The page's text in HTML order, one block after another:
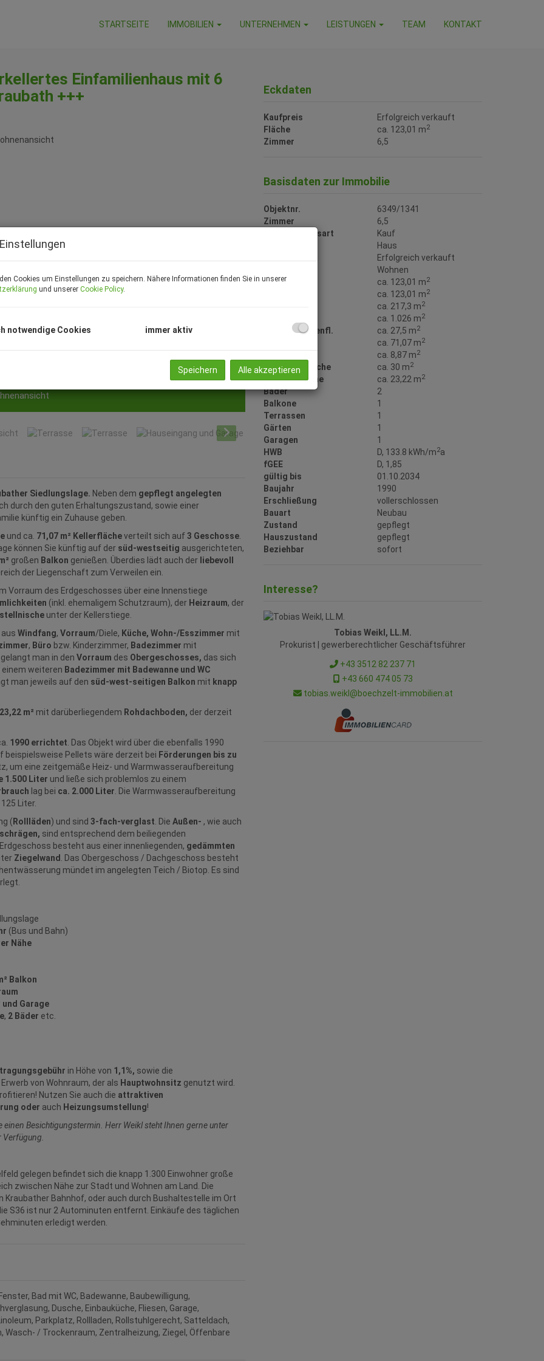
STARTSEITE IMMOBILIEN UNTERNEHMEN LEISTUNGEN TEAM KONTAKT
Einfamilienhaus mit 6
+++
Siedlungslage. Neben dem gepflegt angelegten
durch den guten Erhaltungszustand, sowie einer
künftig ein Zuhause geben.
und ca. 71,07 m² Kellerflächeverteilt sich auf3 Geschosse.
können Sie künftig auf der süd-westseitig ausgerichteten,
großen Balkon genießen. Überdies lädt auch der liebevoll
der Liegenschaft zum Verweilen ein.
Vorraum des Erdgeschosses über eine Innenstiege
(inkl. ehemaligem Schutzraum), der Heizraum, der
unter der Kellerstiege.
Windfang, Vorraum/Diele, Küche, Wohn-/Esszimmer mit
, Büro bzw. Kinderzimmer, Badezimmer mit
man in den Vorraum des Obergeschosses, das sich
einem weiteren Badezimmer mit Badewanne und WC
man jeweils auf den süd-west-seitigen Balkon mit knapp
m² mit darüberliegendem Rohdachboden, der derzeit
1990 errichtet. Das Objekt wird über die ebenfalls 1990
beispielsweise Pellets wäre derzeit bei Förderungen bis zu
um eine zeitgemäße Heiz- und Warmwasseraufbereitung
1.500 Liter und ließe sich problemlos zu einem
lag bei ca. 2.000 Liter. Die Warmwasseraufbereitung
Liter.
( Rollläden) und sind 3-fach-verglast. Die Außen- , wie auch
sind entsprechend dem beiliegenden
besteht aus einer innenliegenden, gedämmten
Ziegelwand . Das Obergeschoss / Dachgeschoss besteht
mündet im angelegten Teich / Biotop. Es sind
(Bus und Bahn)
Nähe
Balkon
Garage
, 2 Bäder etc.
in Höhe von 1,1%, sowie die
Erwerb von Wohnraum, der als Hauptwohnsitz genutzt wird.
Nutzen Sie auch die attraktiven
oder auch Heizungsumstellung!
Besichtigungstermin. Herr Weikl steht Ihnen gerne unter
Verfügung.
gelegen befindet sich die knapp 1.300 Einwohner große
zwischen Nähe zur Stadt und Wohnen am Land. Die
Bahnhof, oder auch durch Bushaltestelle im Ort
S36 ist nur 2 Autominuten entfernt. Einkäufe des täglichen
erledigt werden.
Bad mit WC Badewanne Baubewilligung
Dusche Einbauküche Fliesen Garage
Parkplatz Rollladen Rollstuhlgerecht Satteldach
Wasch- / Trockenraum Zentralheizung Ziegel
Öffenbare
Eckdaten
Kaufpreis
Erfolgreich verkauft
Fläche
ca. 123,01 m2
Zimmer 6,5
Basisdaten zur Immobilie
Objektnr.
6349/1341
Zimmer
6,5
Vermarktungsart
Kauf
Haus
Erfolgreich verkauft
Wohnen
Fläche
ca. 123,01 m2
ca. 123,01 m2
ca. 217,3 m2
ca. 1.026 m2
Rohdachbodenfl. ca. 27,5 m2
ca. 71,07 m2
ca. 8,87 m2
Terrassenfläche ca. 30 m2
Garagenfläche ca. 23,22 m2
Bäder
2
Balkone
1
Terrassen
1
Gärten
1
Garagen
1
HWB
D, 133.8 kWh/m2a
fGEE
D, 1,85
gültig bis
01.10.2034
Baujahr
1990
Erschließung
vollerschlossen
Bauart
Neubau
Zustand
gepflegt
Hauszustand
gepflegt
Beziehbar
sofort
Interesse?
Tobias Weikl, LL.M.
Prokurist | gewerberechtlicher Geschäftsführer
+43 3512 82 237 71
+43 660 474 05 73
tobias.weikl@boechzelt-immobilien.at
Cookies um Einstellungen zu speichern. Nähere Informationen finden Sie in unserer
und unserer Cookie Policy.
notwendige Cookies immer aktiv
Speichern Alle akzeptieren